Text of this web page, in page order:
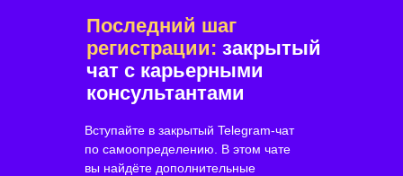
Последний шаг
регистрации: закрытый
чат с карьерными
консультантами
Вступайте в закрытый Telegram-чат
по самоопределению. В этом чате
вы найдёте дополнительные